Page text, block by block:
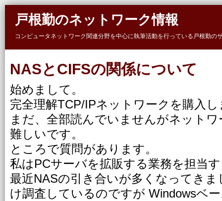
戸根勤のネットワーク情報
コンピュータネットワーク関連分野を中心に執筆活動を行っている戸根勤
NASとCIFSの関係について
始めまして。
完全理解TCP/IPネットワークを購入
まだ、全部読んでいませんがネット
難しいです。
ところで質問があります。
私はPCサーバを拡販する業務を担当
最近NASの引き合いが多くなってき
け調査しているのですが Windowsベ